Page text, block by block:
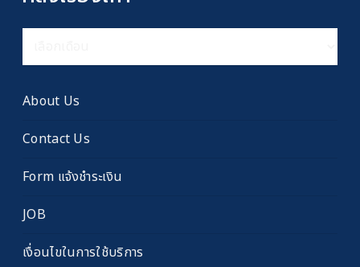
เรื่อง
About Us
Contact Us
Form แจ้งชำระเงิน
JOB
เงื่อนไขในการใช้บริการ